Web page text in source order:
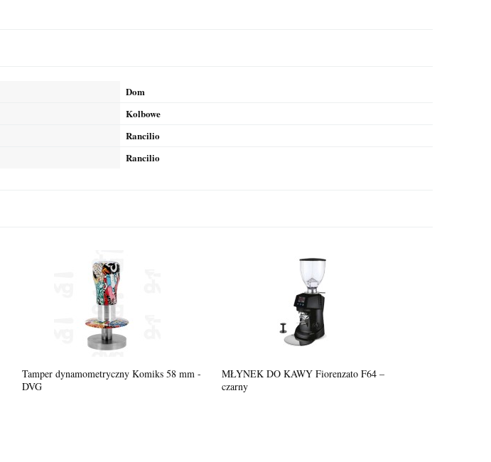
Kawa Lavazza Qualita ORO Moutain Grown
Kawa ziarnista SIPSty Purple Rain 1000g
Dom
Kolbowe
Rancilio
Rancilio
Tamper dynamometryczny Komiks 58 mm -
DVG
MŁYNEK DO KAWY Fiorenzato F64 –
czarny